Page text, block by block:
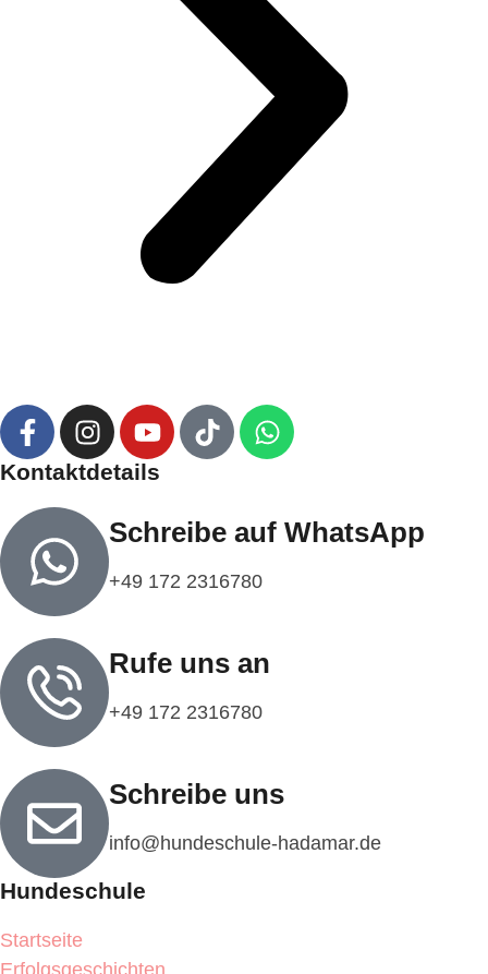
Kontaktdetails
Schreibe auf WhatsApp
+49 172 2316780‬
Rufe uns an
‭+49 172 2316780‬
Schreibe uns
info@hundeschule-hadamar.de​​‬
Hundeschule
Startseite